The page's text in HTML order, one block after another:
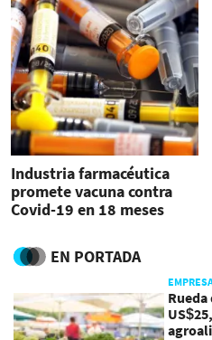
Industria farmacéutica
promete vacuna contra
Covid-19 en 18 meses
EN PORTADA